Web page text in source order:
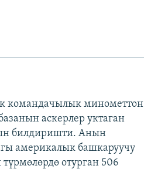
командачылык минометтон
аскерлер уктаган
билдиришти. Анын
америкалык башкаруучу
отурган 506